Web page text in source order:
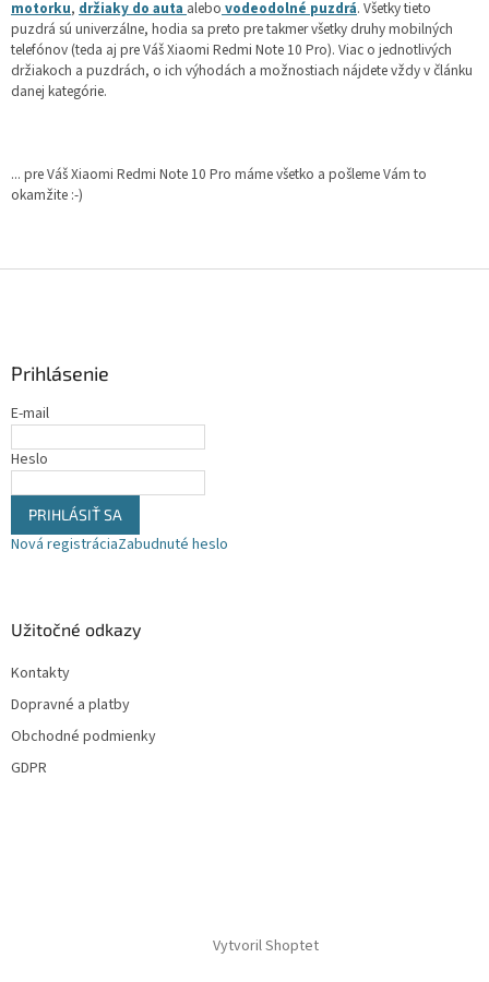
motorku, držiaky do auta alebo vodeodolné puzdrá. Všetky tieto
puzdrá sú univerzálne, hodia sa preto pre takmer všetky druhy mobilných
telefónov (teda aj pre Váš Xiaomi Redmi Note 10 Pro). Viac o jednotlivých
držiakoch a puzdrách, o ich výhodách a možnostiach nájdete vždy v článku
danej kategórie.
... pre Váš Xiaomi Redmi Note 10 Pro máme všetko a pošleme Vám to
okamžite :-)
Prihlásenie
E-mail
Heslo
PRIHLÁSIŤ SA
Nová registráciaZabudnuté heslo
Užitočné odkazy
Kontakty
Dopravné a platby
Obchodné podmienky
GDPR
Vytvoril Shoptet